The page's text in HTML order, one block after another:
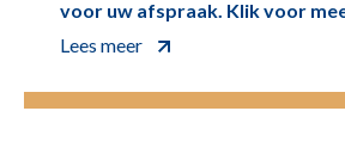
voor uw afspraak. Klik voor
Lees meer